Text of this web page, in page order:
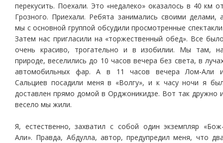
перекусить. Поехали. Это «недалеко» оказалось в 40 км
Грозного. Приехали. Ребята занимались своими делами,
мы с основной группой обсудили просмотренные
Затем нас пригласили на «торжественный обед». Все
очень красиво, трогательно и в изобилии. Мы там,
природе, веселились до 10 часов вечера без света, в
автомобильных фар. А в 11 часов вечера Лом-Али
Сальциев посадили меня в «Волгу», и к часу ночи я
доставлен прямо домой в Орджоникидзе. Вот так дружно
весело мы жили.
Я, естественно, захватил с собой один экземпляр
Али». Правда, Абдулла, автор, предупредил меня, что